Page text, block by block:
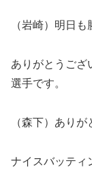
（岩崎）明日も
ありがとうござ
選手です。
（森下）ありが
ナイスバッティ